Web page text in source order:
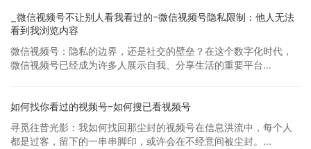
_微信视频号不让别人看我看过的-微信视频号隐私限制：他人无法
看到我浏览内容
微信视频号：隐私的边界，还是社交的壁垒？在这个数字化时代，
微信视频号已经成为许多人展示自我、分享生活的重要平台...
如何找你看过的视频号-如何搜已看视频号
寻觅往昔光影：我如何找回那尘封的视频号在信息洪流中，每个人
都是过客，留下的一串串脚印，或许会在不经意间被尘封。...